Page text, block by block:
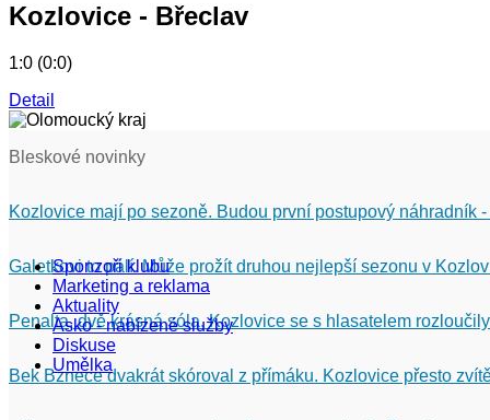
Kozlovice - Břeclav
1:0 (0:0)
Detail
Bleskové novinky
Kozlovice mají po sezoně. Budou první postupový náhradník
Galetkovi to pálí. Může prožít druhou nejlepší sezonu v
Penalta, dvě krásná sóla. Kozlovice se s hlasatelem
Bek Bznece dvakrát skóroval z přímáku. Kozlovice přesto
Sponzoři klubu
Marketing a reklama
Aktuality
Asko - nabízené služby
Diskuse
Umělka